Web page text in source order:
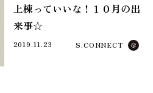
上棟っていいな！１０月の出
来事☆
2019.11.23 S.CONNECT